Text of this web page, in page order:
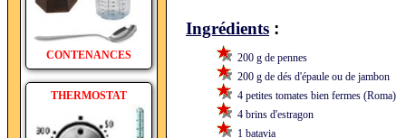
CONTENANCES
THERMOSTAT
Ingrédients :
200 g de pennes
200 g de dés d'épaule ou de jambon
4 petites tomates bien fermes (Roma)
4 brins d'estragon
1 batavia